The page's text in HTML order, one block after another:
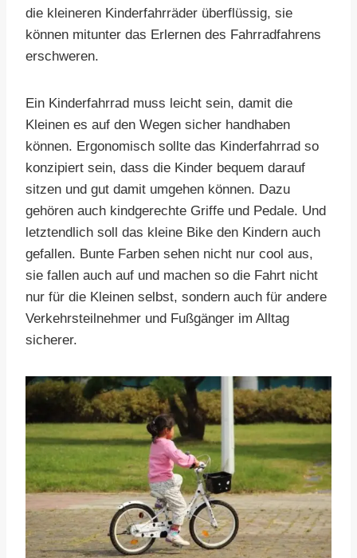
die kleineren Kinderfahrräder überflüssig, sie
können mitunter das Erlernen des Fahrradfahrens
erschweren.
Ein Kinderfahrrad muss leicht sein, damit die
Kleinen es auf den Wegen sicher handhaben
können. Ergonomisch sollte das Kinderfahrrad so
konzipiert sein, dass die Kinder bequem darauf
sitzen und gut damit umgehen können. Dazu
gehören auch kindgerechte Griffe und Pedale. Und
letztendlich soll das kleine Bike den Kindern auch
gefallen. Bunte Farben sehen nicht nur cool aus,
sie fallen auch auf und machen so die Fahrt nicht
nur für die Kleinen selbst, sondern auch für andere
Verkehrsteilnehmer und Fußgänger im Alltag
sicherer.